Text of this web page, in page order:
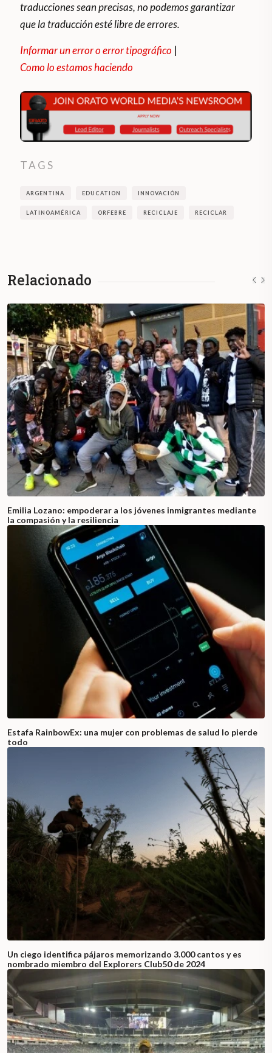
traducciones sean precisas, no podemos garantizar
que la traducción esté libre de errores.
Informar un error o error tipográfico |
Como lo estamos haciendo
TAGS
ARGENTINA EDUCATION INNOVACIÓN
LATINOAMÉRICA ORFEBRE RECICLAJE RECICLAR
Relacionado
Emilia Lozano: empoderar a los jóvenes inmigrantes mediante
la compasión y la resiliencia
Estafa RainbowEx: una mujer con problemas de salud lo pierde
todo
Un ciego identifica pájaros memorizando 3.000 cantos y es
nombrado miembro del Explorers Club50 de 2024